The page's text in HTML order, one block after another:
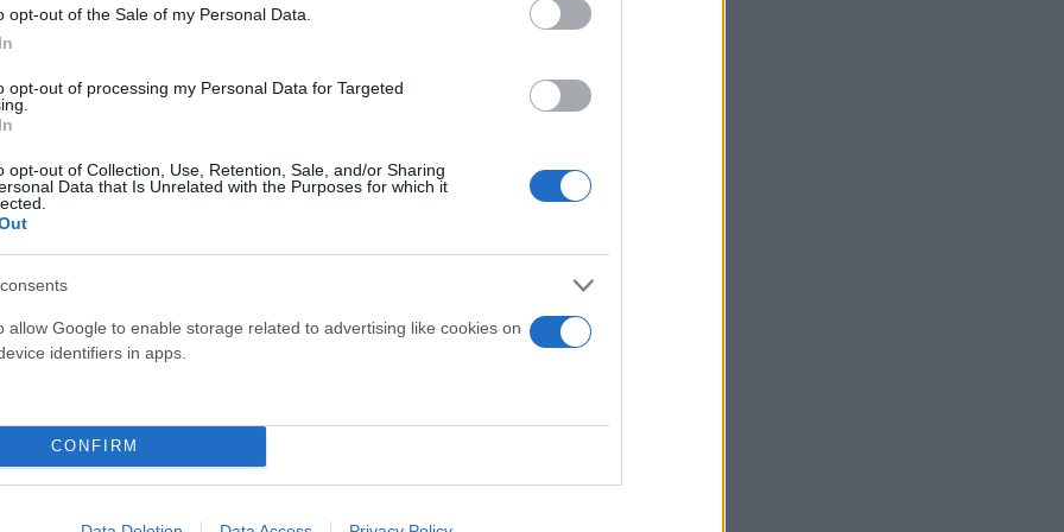
opt-out of the Sale of my Personal Data.
opt-out of processing my Personal Data for Targeted
opt-out of Collection, Use, Retention, Sale, and/or Sharing
Data that Is Unrelated with the Purposes for which it
allow Google to enable storage related to advertising like cookies on
identifiers in apps.
CONFIRM
τα χέρια. Με ένα μπαράζ αναρτήσεων στα social media, αφίσες
το κοινό για την «αδικία» που –όπως υποστηρίζει–
η εταιρεία θεωρεί ότι το πλήγμα ήταν ποιοτικό και όχι
της, που χτίστηκε όλα αυτά τα χρόνια με συνέπεια
ευρώ είχε επιβληθεί και στη Lidl για παραβάσεις σχετικές